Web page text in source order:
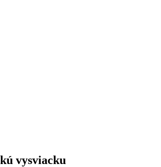
vysviacku